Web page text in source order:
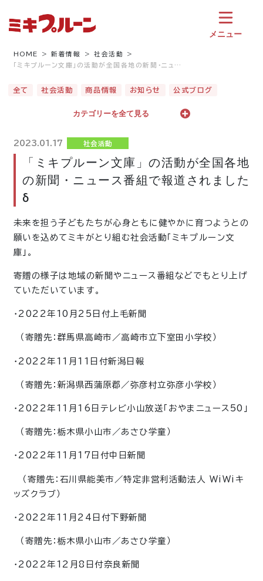
メニュー
HOME 新着情報
社会活動
「ミキプルーン文庫」の活動が全国各地の新聞・ニュ…
全て 社会活動 商品情報 お知らせ 公式ブログ
カテゴリーを全て見る
2023.01.17 社会活動
「ミキプルーン文庫」の活動が全国各地
の新聞・ニュース番組で報道されました
δ
未来を担う子どもたちが心身ともに健やかに育つようとの
願いを込めてミキがとり組む社会活動「ミキプルーン文
庫」。
寄贈の様子は地域の新聞やニュース番組などでもとり上げ
ていただいています。
・2022年10月25日付上毛新聞
（寄贈先：群馬県高崎市／高崎市立下室田小学校）
・2022年11月11日付新潟日報
（寄贈先：新潟県西蒲原郡／弥彦村立弥彦小学校）
・2022年11月16日テレビ小山放送「おやまニュース50」
（寄贈先：栃木県小山市／あさひ学童）
・2022年11月17日付中日新聞
（寄贈先：石川県能美市／特定非営利活動法人 WiWiキ
ッズクラブ）
・2022年11月24日付下野新聞
（寄贈先：栃木県小山市／あさひ学童）
・2022年12月8日付奈良新聞